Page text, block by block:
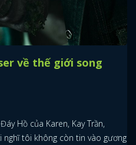
về thế giới song
Hồ của Karen, Kay Trần,
nghĩ tôi không còn tin vào gương